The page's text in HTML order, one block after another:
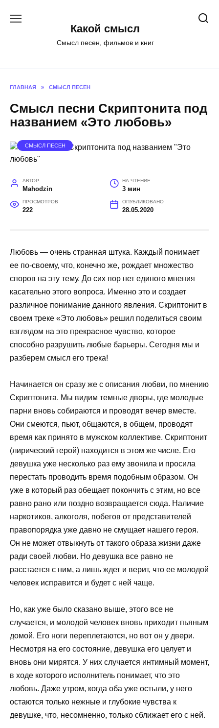
Какой смысл
Смысл песен, фильмов и книг
ГЛАВНАЯ » СМЫСЛ ПЕСЕН
Смысл песни Скриптонита под
названием «Это любовь»
СМЫСЛ ПЕСЕН
АВТОР
Mahodzin
НА ЧТЕНИЕ
3 мин
ПРОСМОТРОВ
222
ОПУБЛИКОВАНО
28.05.2020
Любовь — очень странная штука. Каждый понимает
ее по-своему, что, конечно же, рождает множество
споров на эту тему. До сих пор нет единого мнения
касательно этого вопроса. Именно это и создает
различное понимание данного явления. Скриптонит в
своем треке «Это любовь» решил поделиться своим
взглядом на это прекрасное чувство, которое
способно разрушить любые барьеры. Сегодня мы и
разберем смысл его трека!
Начинается он сразу же с описания любви, по мнению
Скриптонита. Мы видим темные дворы, где молодые
парни вновь собираются и проводят вечер вместе.
Они смеются, пьют, общаются, в общем, проводят
время как принято в мужском коллективе. Скриптонит
(лирический герой) находится в этом же числе. Его
девушка уже несколько раз ему звонила и просила
перестать проводить время подобным образом. Он
уже в который раз обещает покончить с этим, но все
равно рано или поздно возвращается сюда. Наличие
наркотиков, алкоголя, побегов от представителей
правопорядка уже давно не смущает нашего героя.
Он не может отвыкнуть от такого образа жизни даже
ради своей любви. Но девушка все равно не
расстается с ним, а лишь ждет и верит, что ее молодой
человек исправится и будет с ней чаще.
Но, как уже было сказано выше, этого все не
случается, и молодой человек вновь приходит пьяным
домой. Его ноги переплетаются, но вот он у двери.
Несмотря на его состояние, девушка его целует и
вновь они мирятся. У них случается интимный момент,
в ходе которого исполнитель понимает, что это
любовь. Даже утром, когда оба уже остыли, у него
остаются только нежные и глубокие чувства к
девушке, что, несомненно, только сближает его с ней.